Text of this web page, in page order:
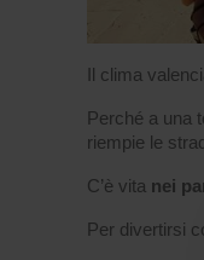
Il clima
Perché a una
riempie le
C’è vita nei
Per divertirsi